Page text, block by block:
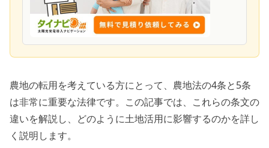
農地の転用を考えている方にとって、農地法の4条と5条
は非常に重要な法律です。この記事では、これらの条文の
違いを解説し、どのように土地活用に影響するのかを詳し
く説明します。